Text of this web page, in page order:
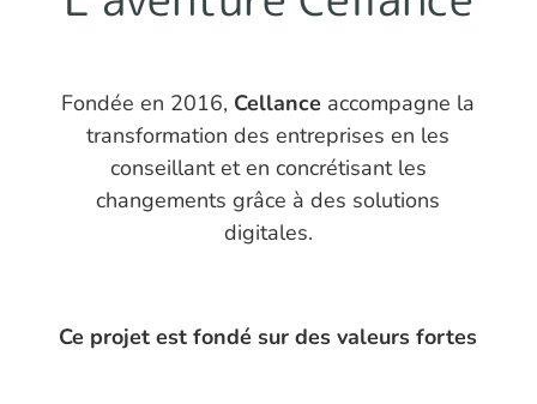
Fondée en 2016, Cellance accompagne la
transformation des entreprises en les
conseillant et en concrétisant les
changements grâce à des solutions
digitales.
Ce projet est fondé sur des valeurs fortes